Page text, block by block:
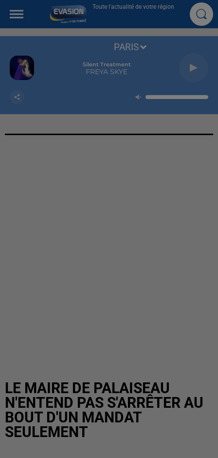
Toute l'actualité de votre région
Silent Treatment
FREYA SKYE
PARIS
LE MAIRE DE PALAISEAU
N'ENTEND PAS S'ARRÊTER AU
BOUT D'UN MANDAT
SEULEMENT